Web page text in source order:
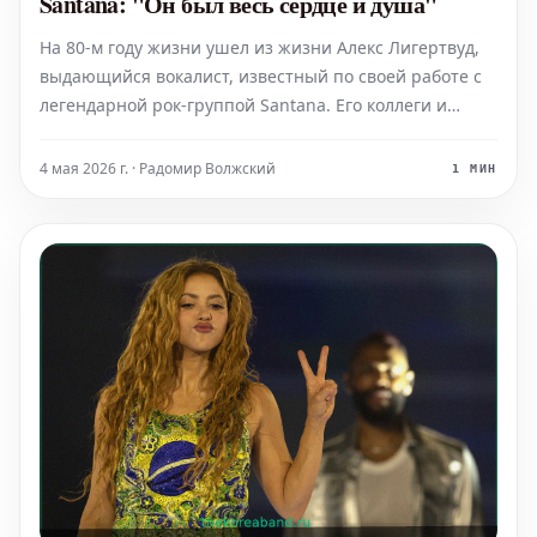
На 80-м году жизни ушел из жизни Алекс Лигертвуд,
выдающийся вокалист, известный по своей работе с
легендарной рок-группой Santana. Его коллеги и
как человека, который был "весь сердце и душа" как
4 мая 2026 г. · Радомир Волжский 1 МИН